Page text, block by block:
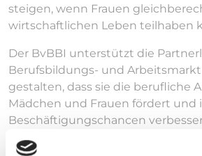
steigen, wenn Frauen
wirtschaftlichen Leben teilhaben
Der BvBBI unterstützt die
Berufsbildungs- und
gestalten, dass sie die berufliche
Mädchen und Frauen fördert und
Beschäftigungschancen
Vorsitz Fachausschuss